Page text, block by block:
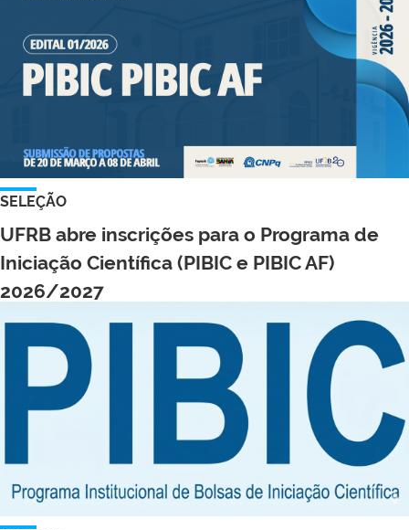
SELEÇÃO
UFRB abre inscrições para o Programa de
Iniciação Científica (PIBIC e PIBIC AF)
2026/2027